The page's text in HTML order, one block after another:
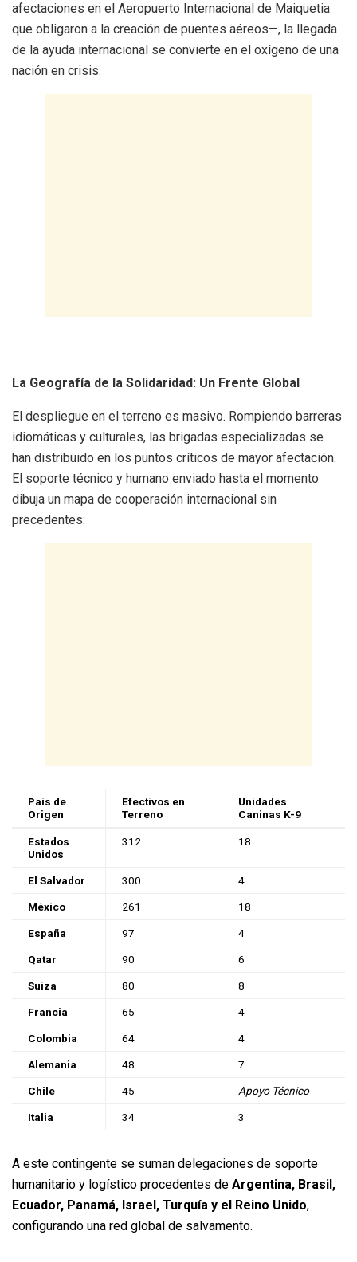
afectaciones en el Aeropuerto Internacional de Maiquetia
que obligaron a la creación de puentes aéreos—, la llegada
de la ayuda internacional se convierte en el oxígeno de una
nación en crisis.
La Geografía de la Solidaridad: Un Frente Global
El despliegue en el terreno es masivo. Rompiendo barreras
idiomáticas y culturales, las brigadas especializadas se
han distribuido en los puntos críticos de mayor afectación.
El soporte técnico y humano enviado hasta el momento
dibuja un mapa de cooperación internacional sin
precedentes:
País de
Origen
Efectivos en
Terreno
Unidades
Caninas K-9
Estados
Unidos
312 18
El Salvador 300 4
México 261 18
España 97 4
Qatar 90 6
Suiza 80 8
Francia 65 4
Colombia 64 4
Alemania 48 7
Chile 45 Apoyo Técnico
Italia 34 3
A este contingente se suman delegaciones de soporte
humanitario y logístico procedentes de Argentina, Brasil,
Ecuador, Panamá, Israel, Turquía y el Reino Unido,
configurando una red global de salvamento.